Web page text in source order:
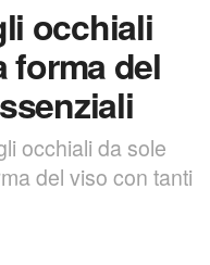
occhiali
forma del
occhiali da sole
del viso con tanti